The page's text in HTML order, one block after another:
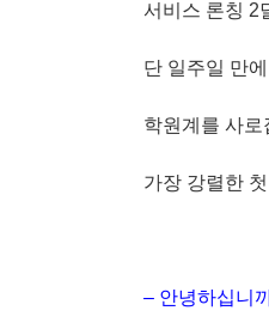
서비스 론칭 2
단 일주일 만
학원계를 사로
가장 강렬한
– 안녕하십니